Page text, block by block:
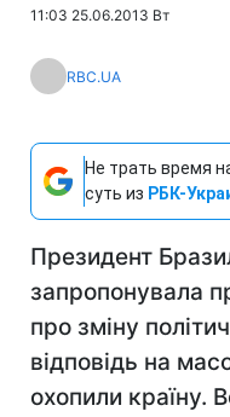
11:03 25.06.2013 Вт
RBC.UA
Не трать время
суть из РБК-
Президент
запропонувала
про зміну
відповідь на
охопили країну.